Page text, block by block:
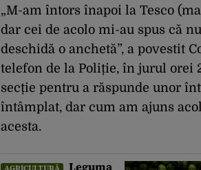
„M-am întors înapoi la Tesco
dar cei de acolo mi-au spus că
deschidă o anchetă”, a povestit
telefon de la Poliție, în jurul orei
secție pentru a răspunde unor
întâmplat, dar cum am ajuns
acesta.
Leguma